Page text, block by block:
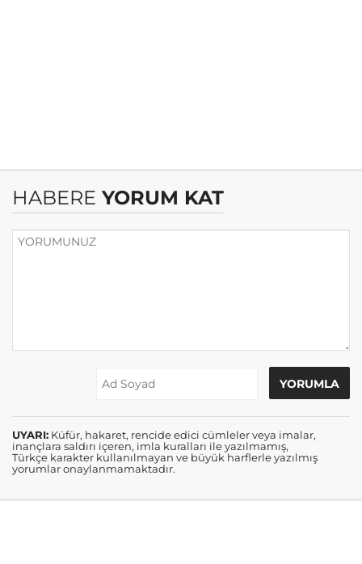
HABERE YORUM KAT
UYARI: Küfür, hakaret, rencide edici cümleler veya imalar,
inançlara saldırı içeren, imla kuralları ile yazılmamış,
Türkçe karakter kullanılmayan ve büyük harflerle yazılmış
yorumlar onaylanmamaktadır.